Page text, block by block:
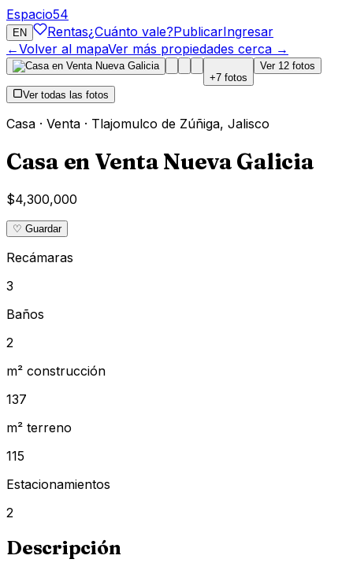
Espacio54
EN Rentas¿Cuánto vale?PublicarIngresar
←Volver al mapaVer más propiedades cerca →
+7 fotos
Ver 12 fotos
Ver todas las fotos
Casa · Venta · Tlajomulco de Zúñiga, Jalisco
Casa en Venta Nueva Galicia
$4,300,000
♡ Guardar
Recámaras
3
Baños
2
m² construcción
137
m² terreno
115
Estacionamientos
2
Descripción